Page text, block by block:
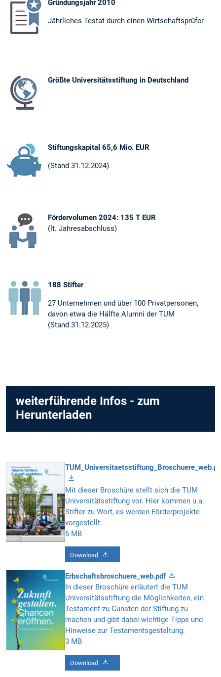
Gründungsjahr 2010
Jährliches Testat durch einen Wirtschaftsprüfer
Größte Universitätsstiftung in Deutschland
Stiftungskapital 65,6 Mio. EUR
(Stand 31.12.2024)
Fördervolumen 2024: 135 T EUR
(lt. Jahresabschluss)
188 Stifter
27 Unternehmen und über 100 Privatpersonen,
davon etwa die Hälfte Alumni der TUM
(Stand 31.12.2025)
weiterführende Infos - zum
Herunterladen
Mit dieser Broschüre stellt sich die TUM
Universitätsstiftung vor. Hier kommen u.a.
Stifter zu Wort, es werden Förderprojekte
vorgestellt.
5 MB
Download
Erbschaftsbroschuere_web.pdf
In dieser Broschüre erläutert die TUM
Universitätsstiftung die Möglichkeiten, ein
Testament zu Gunsten der Stiftung zu
machen und gibt dabei wichtige Tipps und
Hinweise zur Testamentsgestaltung.
3 MB
Download